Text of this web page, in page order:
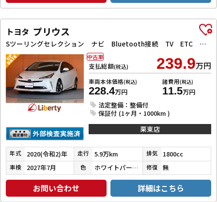
トヨタ プリウス
Sツーリングセレクション ナビ Bluetooth接続 TV ETC バックカメラ クリアランスソナー オートクルーズコントロール レーンアシスト 衝突被害軽減システム アルミホイール オートマチックハイビーム オートライト
支払総額(税込) 239.9万円
車両本体価格(税込)
228.4万円
諸費用(税込)
11.5万円
法定整備：整備付
保証付 (1ヶ月・1000km )
中古車
栗東店
年式 2020(令和2)年 走行 5.9万km 排気 1800cc
車検 2027年7月 色 ホワイトパールクリスタルシャイン 修復 無
お問い合わせ 詳細はこちら